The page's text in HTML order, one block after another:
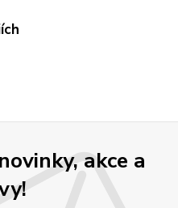
akce a